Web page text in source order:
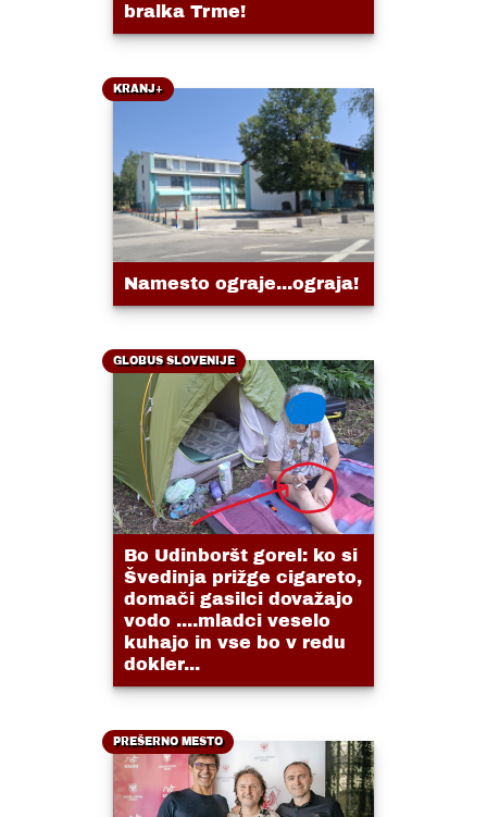
bralka Trme!
KRANJ+
Namesto ograje...ograja!
GLOBUS SLOVENIJE
Bo Udinboršt gorel: ko si
Švedinja prižge cigareto,
domači gasilci dovažajo
vodo ....mladci veselo
kuhajo in vse bo v redu
dokler...
PREŠERNO MESTO